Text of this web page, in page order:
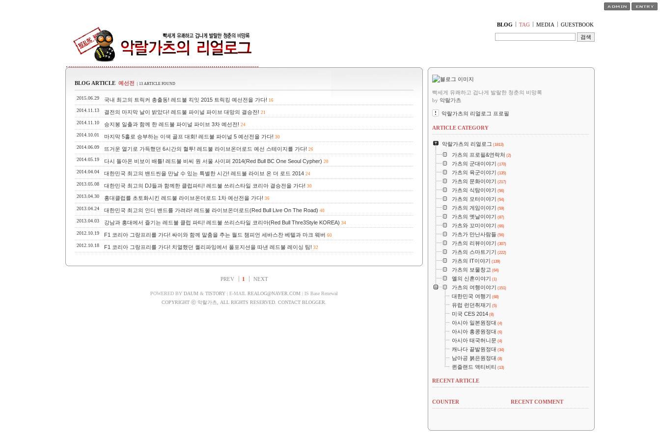
BLOG TAG MEDIA GUESTBOOK
BLOG ARTICLE 예선전 | 13 ARTICLE FOUND
2015.06.29 국내 최고의 트릭커 총출동! 레드불 킥잇 2015 트릭킹 예선전을 가다! 16
2014.11.13 결전의 마지막 날이 밝았다! 레드불 파이널 파이브 대망의 결승전! 21
2014.11.10 승지봉 일출과 함께 한 레드불 파이널 파이브 3차 예선전! 24
2014.10.01 마지막 5홀로 승부하는 이색 골프 대회! 레드불 파이널 5 예선전을 가다! 30
2014.06.09 뜨거운 열기로 가득했던 6시간의 혈투! 레드불 라이브온더로드 예선 스테이지를 가다! 26
2014.05.19 다시 돌아온 비보이 배틀! 레드불 비씨 원 서울 사이퍼 2014(Red Bull BC One Seoul Cypher) 20
2014.04.04 대한민국 최고의 밴드씬을 만날 수 있는 특별한 시간! 레드불 라이브 온 더 로드 2014 24
2013.05.08 대한민국 최고의 DJ들과 함께한 클럽파티! 레드불 쓰리스타일 코리아 결승전을 가다! 30
2013.04.30 홍대클럽를 초토화시킨 레드불 라이브온더로드 1차 예선전을 가다! 36
2013.04.24 대한민국 최고의 인디 밴드를 가려라! 레드불 라이브온더로드(Red Bull Live On The Road) 40
2013.04.03 강남과 홍대에서 즐기는 레드불 클럽 파티! 레드불 쓰리스타일 코리아(Red Bull Thre3Style KOREA) 34
2012.10.19 F1 코리아 그랑프리를 가다! 싸이와 함께 말춤을 추는 월드 챔피언 세바스찬 베텔과 마크 웨버 60
2012.10.18 F1 코리아 그랑프리를 가다! 치열했던 퀄리파잉에서 폴포지션을 따낸 레드불 레이싱 팀! 32
PREV 1 NEXT
POWERED BY DAUM & TISTORY | E-MAIL REALOG@NAVER.COM | IS Base Renewal
COPYRIGHT ⓒ 악랄가츠, ALL RIGHTS RESERVED. CONTACT BLOGGER.
빡세게 유쾌하고 겁나게 발랄한 청춘의 비망록
by 악랄가츠
악랄가츠의 리얼로그 프로필
ARTICLE CATEGORY
악랄가츠의 리얼로그 (1813)
가츠의 프로필&연락처 (2)
가츠의 군대이야기 (170)
가츠의 육군이야기 (135)
가츠의 문화이야기 (217)
가츠의 식탐이야기 (56)
가츠의 모터이야기 (54)
가츠의 게임이야기 (59)
가츠의 옛날이야기 (87)
가츠와 꼬미이야기 (66)
가츠가 만난사람들 (56)
가츠의 리뷰이야기 (307)
가츠의 스마트기기 (222)
가츠의 IT이야기 (139)
가츠의 보물창고 (64)
옐의 신혼이야기 (1)
가츠의 여행이야기 (151)
대한민국 여행기 (68)
유럽 런던취재기 (5)
미국 CES 2014 (8)
아시아 일본원정대 (4)
아시아 홍콩원정대 (6)
아시아 태국허니문 (4)
캐나다 끝발원정대 (34)
남아공 붉은원정대 (8)
퀸즐랜드 액티비티 (13)
RECENT ARTICLE
COUNTER RECENT COMMENT
티스토리툴바